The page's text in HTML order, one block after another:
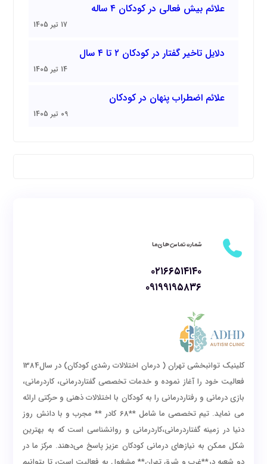
علائم بیش فعالی در کودکان ۴ ساله
17 تیر 1405
دلایل تاخیر گفتار در کودکان ۲ تا ۴ سال
14 تیر 1405
علائم اضطراب پنهان در کودکان
09 تیر 1405
شماره تماس های ما
۰۲۱۶۶۵۱۴۱۴۰
۰۹۱۹۹۱۹۵۸۳۶
کلینیک توانبخشی تهران ( درمان اختلالات رشدی کودکان) در سال1384
فعالیت خود را آغاز نموده و خدمات تخصصی گفتاردرمانی، کاردرمانی،
بازی درمانی و رفتاردرمانی را به کودکان با اختلالات ذهنی و حرکتی ارائه
می نماید. تیم تخصصی ما شامل **68 کادر ** مجرب و با دانش روز
دنیا در زمینه گفتاردرمانی،کاردرمانی و روانشناسی است که به بهترین
شکل ممکن به نیازهای درمانی کودکان عزیز پاسخ می‌دهند. مرکز ما در